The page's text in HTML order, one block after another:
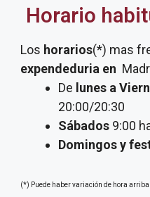
Horario
Los horarios(*) mas
expendeduria en
De lunes a
20:00/20:30
Sábados 9:00
Domingos y
(*) Puede haber variación de hora